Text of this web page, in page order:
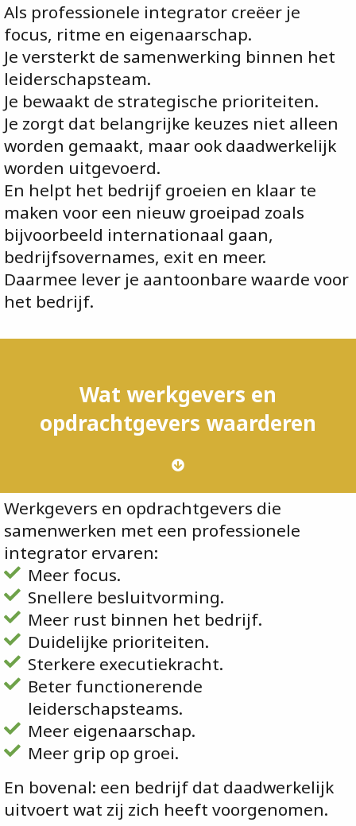
Als professionele integrator creëer je
focus, ritme en eigenaarschap.
Je versterkt de samenwerking binnen het
leiderschapsteam.
Je bewaakt de strategische prioriteiten.
Je zorgt dat belangrijke keuzes niet alleen
worden gemaakt, maar ook daadwerkelijk
worden uitgevoerd.
En helpt het bedrijf groeien en klaar te
maken voor een nieuw groeipad zoals
bijvoorbeeld internationaal gaan,
bedrijfsovernames, exit en meer.
Daarmee lever je aantoonbare waarde voor
het bedrijf.
Wat werkgevers en
opdrachtgevers waarderen
Werkgevers en opdrachtgevers die
samenwerken met een professionele
integrator ervaren:
Meer focus.
Snellere besluitvorming.
Meer rust binnen het bedrijf.
Duidelijke prioriteiten.
Sterkere executiekracht.
Beter functionerende
leiderschapsteams.
Meer eigenaarschap.
Meer grip op groei.
En bovenal: een bedrijf dat daadwerkelijk
uitvoert wat zij zich heeft voorgenomen.